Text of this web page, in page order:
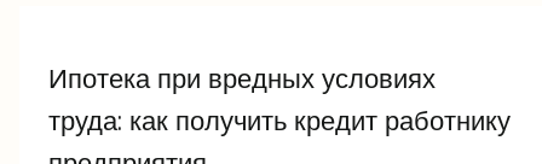
Ипотека при вредных условиях
труда: как получить кредит работнику